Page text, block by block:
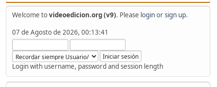
Welcome tovideoedicion.org (v9). Please loginorsign up.
07 de Agosto de 2026, 00:13:41
Login with username, password and session length